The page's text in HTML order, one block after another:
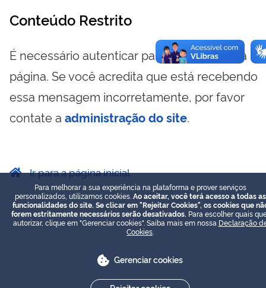
Conteúdo Restrito
É necessário autenticar para visualizar essa
página. Se você acredita que está recebendo
essa mensagem incorretamente, por favor
contate a administração do site.
Ir para a página inicial
Para melhorar a sua experiência na plataforma e prover serviços
personalizados, utilizamos cookies. Ao aceitar, você terá acesso a todas as
funcionalidades do site. Se clicar em "Rejeitar Cookies", os cookies que
forem estritamente necessários serão desativados. Para escolher quais
autorizar, clique em "Gerenciar cookies". Saiba mais em nossa Declaração
Cookies
Gerenciar cookies